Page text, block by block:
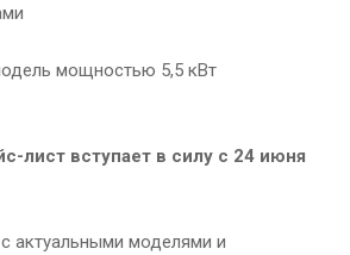
мощностью 5,5 кВт
лист вступает в силу с 24 июня
актуальными моделями и